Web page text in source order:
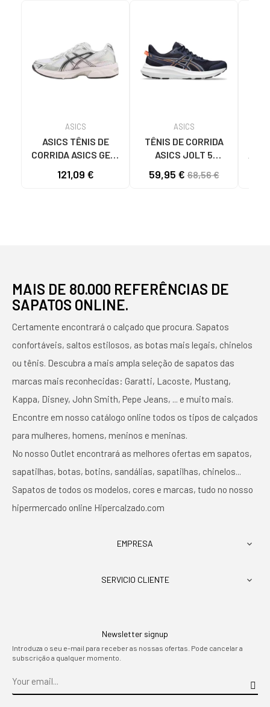
ASICS
ASICS TÊNIS DE
CORRIDA ASICS GEL-
121,09 €
ASICS
TÊNIS DE CORRIDA
ASICS JOLT 5
MARINHO E CORAL
59,95 €68,56 €
MAIS DE 80.000 REFERÊNCIAS DE
SAPATOS ONLINE.
Certamente encontrará o calçado que procura. Sapatos
confortáveis, saltos estilosos, as botas mais legais, chinelos
ou tênis. Descubra a mais ampla seleção de sapatos das
marcas mais reconhecidas: Garatti, Lacoste, Mustang,
Kappa, Disney, John Smith, Pepe Jeans, ... e muito mais.
Encontre em nosso catálogo online todos os tipos de calçados
para mulheres, homens, meninos e meninas.
No nosso Outlet encontrará as melhores ofertas em sapatos,
sapatilhas, botas, botins, sandálias, sapatilhas, chinelos...
Sapatos de todos os modelos, cores e marcas, tudo no nosso
hipermercado online Hipercalzado.com
EMPRESA 
SERVICIO CLIENTE 
Newsletter signup
Introduza o seu e-mail para receber as nossas ofertas. Pode cancelar a
subscrição a qualquer momento.